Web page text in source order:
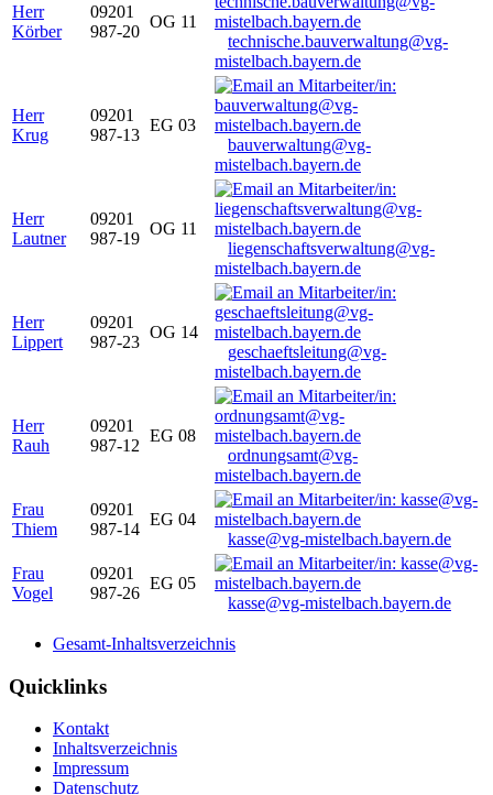
Herr
Körber
09201
987-20
OG 11
technische.bauverwaltung@vg-
mistelbach.bayern.de
Herr
Krug
09201
987-13
EG 03
bauverwaltung@vg-
mistelbach.bayern.de
Herr
Lautner
09201
987-19
OG 11
liegenschaftsverwaltung@vg-
mistelbach.bayern.de
Herr
Lippert
09201
987-23
OG 14
geschaeftsleitung@vg-
mistelbach.bayern.de
Herr
Rauh
09201
987-12
EG 08
ordnungsamt@vg-
mistelbach.bayern.de
Frau
Thiem
09201
987-14
EG 04
kasse@vg-mistelbach.bayern.de
Frau
Vogel
09201
987-26
EG 05
kasse@vg-mistelbach.bayern.de
Gesamt-Inhaltsverzeichnis
Quicklinks
Kontakt
Inhaltsverzeichnis
Impressum
Datenschutz